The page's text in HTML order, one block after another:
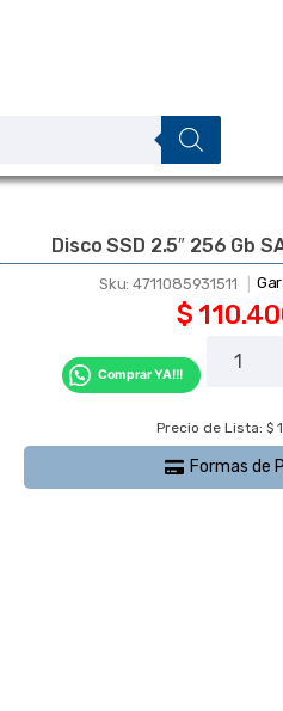
Disco SSD 2.5″ 256 Gb
Sku:4711085931511
$
Comprar YA!!!
Disco
SATA III
SU650
Precio de Lista: $
Formas de